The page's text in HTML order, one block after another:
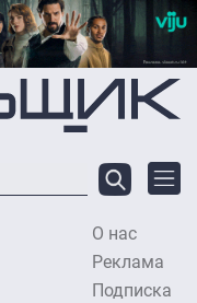
О нас
Реклама
Подписка